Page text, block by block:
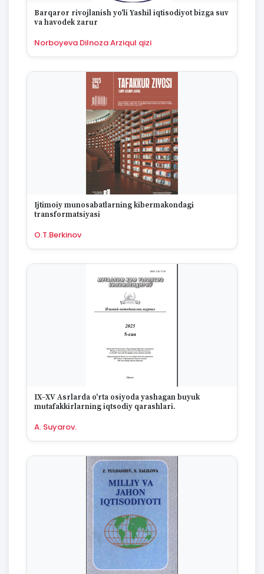
Barqaror rivojlanish yo'li Yashil iqtisodiyot bizga suv
va havodek zarur
Norboyeva Dilnoza Arziqul qizi
Ijtimoiy munosabatlarning kibermakondagi
transformatsiyasi
O.T.Berkinov
IX–XV Asrlarda o'rta osiyoda yashagan buyuk
mutafakkirlarning iqtsodiy qarashlari.
A. Suyarov.